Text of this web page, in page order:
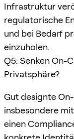
Infrastruktur
regulatorische
und bei Bedarf
einzuholen.
Q5: Senken On-
Privatsphäre?
Gut designte
insbesondere
einen